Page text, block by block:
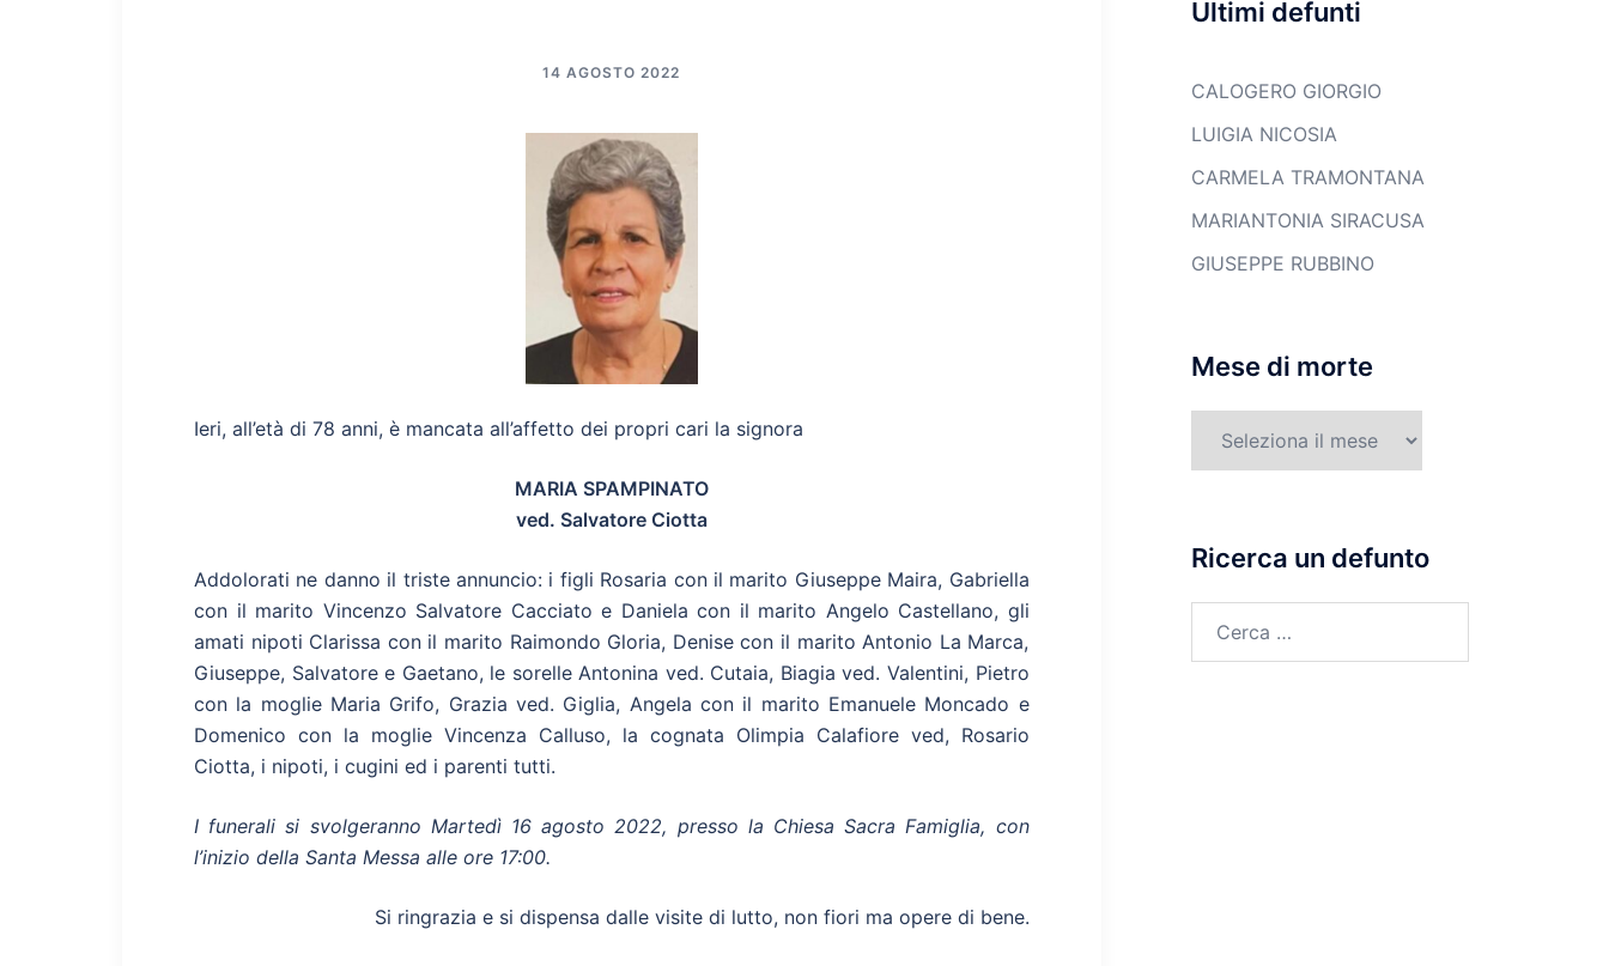
14 AGOSTO 2022
Ieri, all’età di 78 anni, è mancata all’affetto dei propri cari la signora
MARIA SPAMPINATO
ved. Salvatore Ciotta
Addolorati ne danno il triste annuncio: i figli Rosaria con il marito Giuseppe Maira, Gabriella
con il marito Vincenzo Salvatore Cacciato e Daniela con il marito Angelo Castellano, gli
amati nipoti Clarissa con il marito Raimondo Gloria, Denise con il marito Antonio La Marca,
Giuseppe, Salvatore e Gaetano, le sorelle Antonina ved. Cutaia, Biagia ved. Valentini, Pietro
con la moglie Maria Grifo, Grazia ved. Giglia, Angela con il marito Emanuele Moncado e
Domenico con la moglie Vincenza Calluso, la cognata Olimpia Calafiore ved, Rosario
Ciotta, i nipoti, i cugini ed i parenti tutti.
I funerali si svolgeranno Martedì 16 agosto 2022, presso la Chiesa Sacra Famiglia, con
l’inizio della Santa Messa alle ore 17:00.
Si ringrazia e si dispensa dalle visite di lutto, non fiori ma opere di bene.
Ultimi defunti
CALOGERO GIORGIO
LUIGIA NICOSIA
CARMELA TRAMONTANA
MARIANTONIA SIRACUSA
GIUSEPPE RUBBINO
Mese di morte
Ricerca un defunto